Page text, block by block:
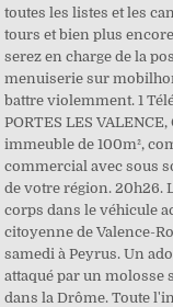
toutes les listes et les
tours et bien plus
serez en charge de la
menuiserie sur
battre violemment. 1
PORTES LES
immeuble de 100m²,
commercial avec sous
de votre région. 20h26.
corps dans le véhicule
citoyenne de Valence-
samedi à Peyrus. Un
attaqué par un molosse
dans la Drôme. Toute